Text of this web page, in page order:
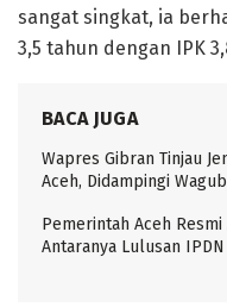
sangat singkat, ia
3,5 tahun dengan IPK
BACA JUGA
Wapres Gibran Tinjau
Aceh, Didampingi
Pemerintah Aceh Resmi
Antaranya Lulusan IPDN